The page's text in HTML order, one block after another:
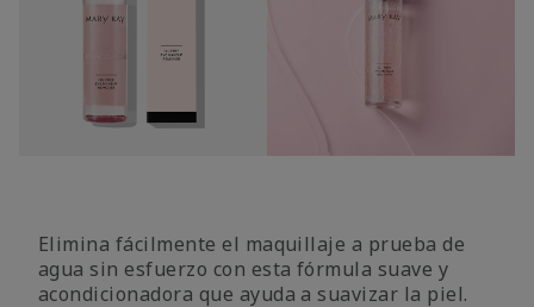
Elimina fácilmente el maquillaje a prueba de
agua sin esfuerzo con esta fórmula suave y
acondicionadora que ayuda a suavizar la piel.